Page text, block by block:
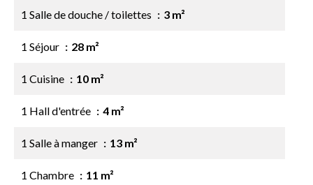
1 Salle de douche / toilettes 3 m²
1 Séjour 28 m²
1 Cuisine 10 m²
1 Hall d'entrée 4 m²
1 Salle à manger 13 m²
1 Chambre 11 m²